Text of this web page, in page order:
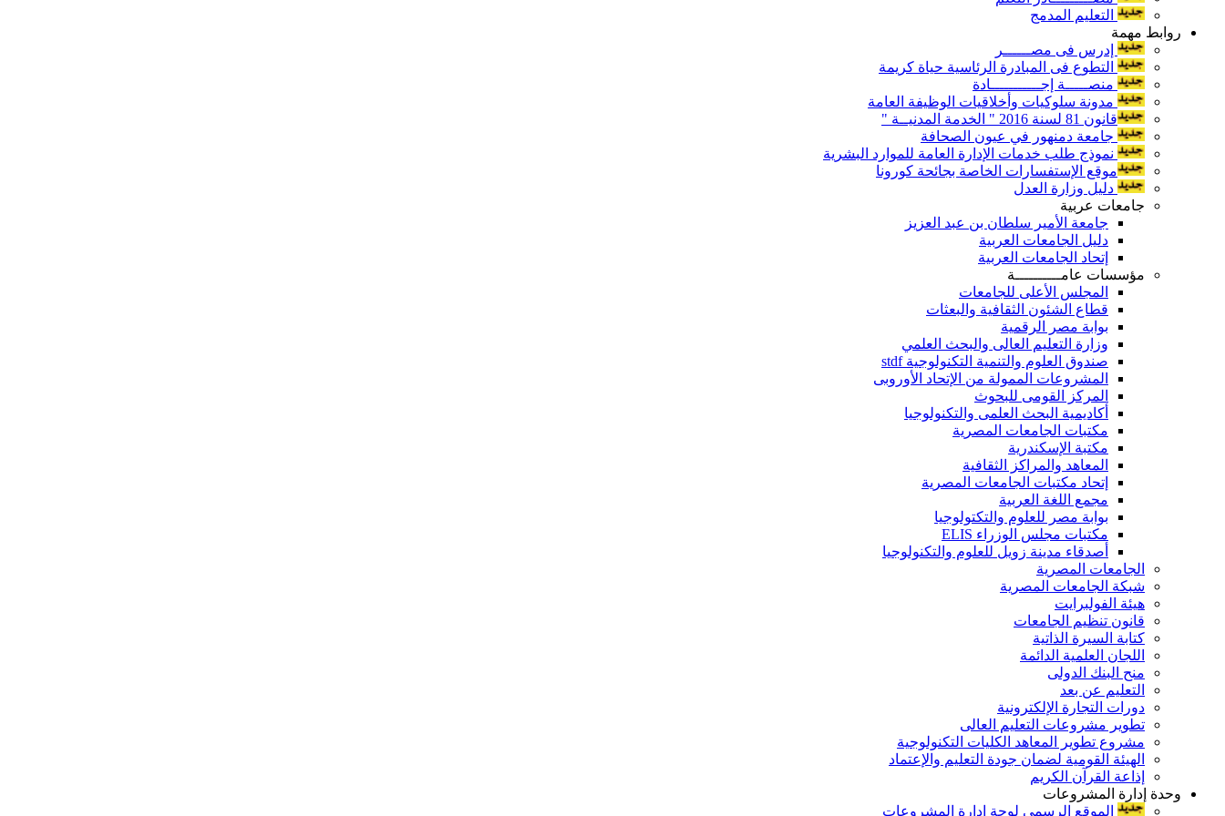
التعليم المدمج
روابط مهمة
إدرس فى مصــــــر
التطوع فى المبادرة الرئاسية حياة كريمة
منصـــــة إجـــــــــــادة
مدونة سلوكيات وأخلاقيات الوظيفة العامة
قانون 81 لسنة 2016 " الخدمة المدنيــة "
جامعة دمنهور في عيون الصحافة
نموذج طلب خدمات الإدارة العامة للموارد البشرية
موقع الإستفسارات الخاصة بجائحة كورونا
دليل وزارة العدل
جامعات عربية
جامعة الأمير سلطان بن عبد العزيز
دليل الجامعات العربية
إتحاد الجامعات العربية
مؤسسات عامــــــــــة
المجلس الأعلى للجامعات
قطاع الشئون الثقافية والبعثات
بوابة مصر الرقمية
وزارة التعليم العالى والبحث العلمي
صندوق العلوم والتنمية التكنولوجية stdf
المشروعات الممولة من الإتحاد الأوروبى
المركز القومى للبحوث
أكاديمية البحث العلمى والتكنولوجيا
مكتبات الجامعات المصرية
مكتبة الإسكندرية
المعاهد والمراكز الثقافية
إتحاد مكتبات الجامعات المصرية
مجمع اللغة العربية
بوابة مصر للعلوم والتكتولوجيا
مكتبات مجلس الوزراء ELIS
أصدقاء مدينة زويل للعلوم والتكنولوجيا
الجامعات المصرية
شبكة الجامعات المصرية
هيئة الفولبرايت
قانون تنظيم الجامعات
كتابة السيرة الذاتية
اللجان العلمية الدائمة
منح البنك الدولى
التعليم عن بعد
دورات التجارة الإلكترونية
تطوير مشروعات التعليم العالى
مشروع تطوير المعاهد الكليات التكنولوجية
الهيئة القومية لضمان جودة التعليم والإعتماد
إذاعة القرآن الكريم
وحدة إدارة المشروعات
الموقع الرسمى لوحة إدارة المشروعات